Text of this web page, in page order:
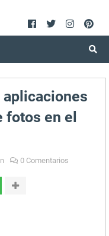
aplicaciones
fotos en el
0 Comentarios